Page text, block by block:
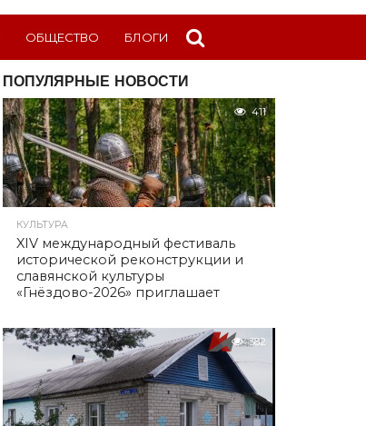
ОБЩЕСТВО БЛОГИ
ПОПУЛЯРНЫЕ НОВОСТИ
411
КУЛЬТУРА
XIV международный фестиваль
исторической реконструкции и
славянской культуры
«Гнёздово-2026» приглашает
382